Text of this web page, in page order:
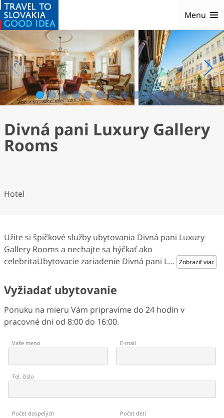
Menu
1 2 3 4 5 6 7 8 9 10 11 12 13
Divná pani Luxury Gallery
Rooms
Hotel
Užite si špičkové služby ubytovania Divná pani Luxury
Gallery Rooms a nechajte sa hýčkať ako
celebritaUbytovacie zariadenie Divná pani L… Zobraziť viac
Vyžiadať ubytovanie
Ponuku na mieru Vám pripravíme do 24 hodín v
pracovné dni od 8:00 do 16:00.
Vaše meno E-mail
Tel. číslo
Počet dospelých Počet detí